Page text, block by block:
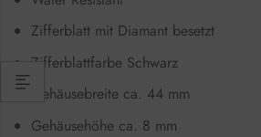
Zifferblatt mit Diamant besetzt
Zifferblattfarbe Schwarz
Gehäusebreite ca. 44 mm
Gehäusehöhe ca. 8 mm